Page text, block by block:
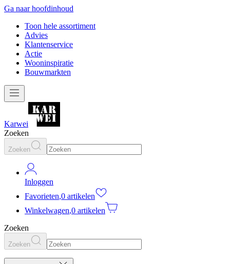
Ga naar hoofdinhoud
Toon hele assortiment
Advies
Klantenservice
Actie
Wooninspiratie
Bouwmarkten
Karwei
Zoeken
Zoeken
Inloggen
Favorieten,0 artikelen
Winkelwagen,0 artikelen
Zoeken
Zoeken